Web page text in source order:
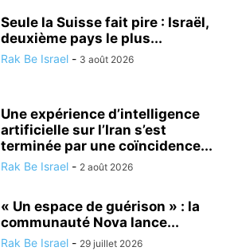
Seule la Suisse fait pire : Israël,
deuxième pays le plus...
Rak Be Israel - 3 août 2026
Une expérience d’intelligence
artificielle sur l’Iran s’est
terminée par une coïncidence...
Rak Be Israel - 2 août 2026
« Un espace de guérison » : la
communauté Nova lance...
Rak Be Israel - 29 juillet 2026